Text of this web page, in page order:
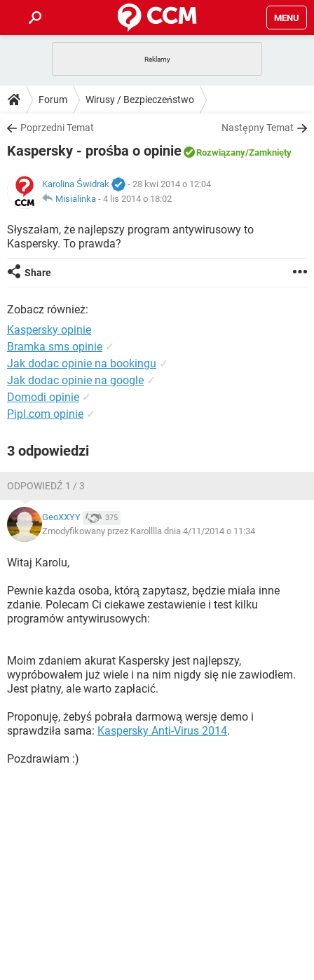
MENU
GRY WHATSAPP
SPOTIFY
INSTAGRAM FACEBOOK
WINDOWS 10
PORADY
PlayStation
INSTAGRAM FACEBOOK
DO POBRANIA
ANDROID TIKTOK
GRY
IOS NETFLIX
INSTAGRAM FACEBOOK
WINDOWS 10
FORUM
COVID-19 TIKTOK
SPOTIFY NETFLIX
ARTYKUŁY
COVID-19
GRY
SPOTIFY
Forum Wirusy / Bezpieczeństwo
Poprzedni Temat Następny Temat
Kaspersky - prośba o opinie Rozwiązany/Zamknięty
Karolina Świdrak
- 28 kwi 2014 o 12:04
Misialinka - 4 lis 2014 o 18:02
Słyszałam, że najlepszy program antywirusowy to
Kaspersky. To prawda?
Share
Zobacz również:
Kaspersky opinie
Bramka sms opinie ✓
Jak dodac opinie na bookingu ✓
Jak dodac opinie na google ✓
Domodi opinie ✓
Pipl.com opinie ✓
3 odpowiedzi
ODPOWIEDŹ 1 / 3
GeoXXYY 375
Zmodyfikowany przez Karolllla dnia 4/11/2014 o 11:34
Witaj Karolu,
Pewnie każda osoba, którą zapytasz, będzie miała inne
zdanie. Polecam Ci ciekawe zestawienie i test kilku
programów antywirusowych:
Moim zdaniem akurat Kaspersky jest najlepszy,
wypróbowałem już wiele i na nim nigdy się nie zawiodłem.
Jest płatny, ale warto zapłacić.
Proponuję, żebyś pobrała darmową wersję demo i
sprawdziła sama: Kaspersky Anti-Virus 2014.
Pozdrawiam :)